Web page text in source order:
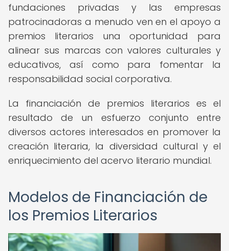
fundaciones privadas y las empresas
patrocinadoras a menudo ven en el apoyo a
premios literarios una oportunidad para
alinear sus marcas con valores culturales y
educativos, así como para fomentar la
responsabilidad social corporativa.
La financiación de premios literarios es el
resultado de un esfuerzo conjunto entre
diversos actores interesados en promover la
creación literaria, la diversidad cultural y el
enriquecimiento del acervo literario mundial.
Modelos de Financiación de
los Premios Literarios